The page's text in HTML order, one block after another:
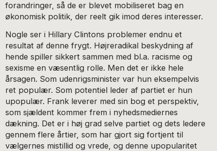
forandringer, så de er blevet mobiliseret bag en
økonomisk politik, der reelt gik imod deres interesser.
Nogle ser i Hillary Clintons problemer endnu et
resultat af denne frygt. Højreradikal beskydning af
hende spiller sikkert sammen med bl.a. racisme og
sexisme en væsentlig rolle. Men det er ikke hele
årsagen. Som udenrigsminister var hun eksempelvis
ret populær. Som potentiel leder af partiet er hun
upopulær. Frank leverer med sin bog et perspektiv,
som sjældent kommer frem i nyhedsmediernes
dækning. Det er i høj grad selve partiet og dets ledere
gennem flere årtier, som har gjort sig fortjent til
vælgernes mistillid og vrede, og denne upopularitet